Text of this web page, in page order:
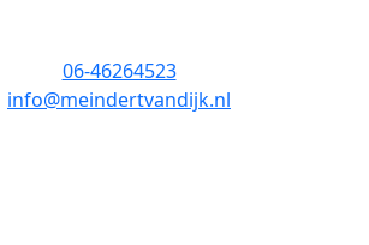
06-46264523
info@meindertvandijk.nl